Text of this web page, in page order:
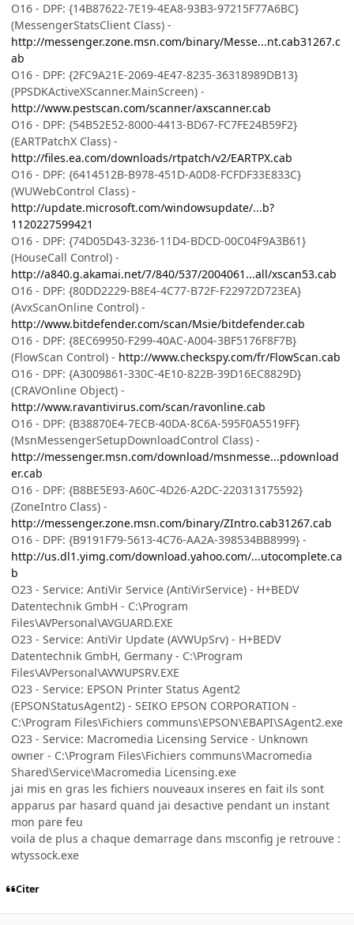
O16 - DPF: {14B87622-7E19-4EA8-93B3-97215F77A6BC}
(MessengerStatsClient Class) -
http://messenger.zone.msn.com/binary/Messe...nt.cab31267.c
ab
O16 - DPF: {2FC9A21E-2069-4E47-8235-36318989DB13}
(PPSDKActiveXScanner.MainScreen) -
http://www.pestscan.com/scanner/axscanner.cab
O16 - DPF: {54B52E52-8000-4413-BD67-FC7FE24B59F2}
(EARTPatchX Class) -
http://files.ea.com/downloads/rtpatch/v2/EARTPX.cab
O16 - DPF: {6414512B-B978-451D-A0D8-FCFDF33E833C}
(WUWebControl Class) -
http://update.microsoft.com/windowsupdate/...b?
1120227599421
O16 - DPF: {74D05D43-3236-11D4-BDCD-00C04F9A3B61}
(HouseCall Control) -
http://a840.g.akamai.net/7/840/537/2004061...all/xscan53.cab
O16 - DPF: {80DD2229-B8E4-4C77-B72F-F22972D723EA}
(AvxScanOnline Control) -
http://www.bitdefender.com/scan/Msie/bitdefender.cab
O16 - DPF: {8EC69950-F299-40AC-A004-3BF5176F8F7B}
(FlowScan Control) - http://www.checkspy.com/fr/FlowScan.cab
O16 - DPF: {A3009861-330C-4E10-822B-39D16EC8829D}
(CRAVOnline Object) -
http://www.ravantivirus.com/scan/ravonline.cab
O16 - DPF: {B38870E4-7ECB-40DA-8C6A-595F0A5519FF}
(MsnMessengerSetupDownloadControl Class) -
http://messenger.msn.com/download/msnmesse...pdownload
er.cab
O16 - DPF: {B8BE5E93-A60C-4D26-A2DC-220313175592}
(ZoneIntro Class) -
http://messenger.zone.msn.com/binary/ZIntro.cab31267.cab
O16 - DPF: {B9191F79-5613-4C76-AA2A-398534BB8999} -
http://us.dl1.yimg.com/download.yahoo.com/...utocomplete.ca
b
O23 - Service: AntiVir Service (AntiVirService) - H+BEDV
Datentechnik GmbH - C:\Program
Files\AVPersonal\AVGUARD.EXE
O23 - Service: AntiVir Update (AVWUpSrv) - H+BEDV
Datentechnik GmbH, Germany - C:\Program
Files\AVPersonal\AVWUPSRV.EXE
O23 - Service: EPSON Printer Status Agent2
(EPSONStatusAgent2) - SEIKO EPSON CORPORATION -
C:\Program Files\Fichiers communs\EPSON\EBAPI\SAgent2.exe
O23 - Service: Macromedia Licensing Service - Unknown
owner - C:\Program Files\Fichiers communs\Macromedia
Shared\Service\Macromedia Licensing.exe
jai mis en gras les fichiers nouveaux inseres en fait ils sont
apparus par hasard quand jai desactive pendant un instant
mon pare feu
voila de plus a chaque demarrage dans msconfig je retrouve :
wtyssock.exe
Citer